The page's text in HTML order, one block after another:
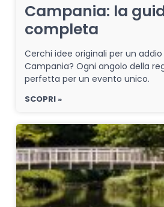
Campania: la
completa
Cerchi idee originali per un
Campania? Ogni angolo della
perfetta per un evento unico.
SCOPRI »